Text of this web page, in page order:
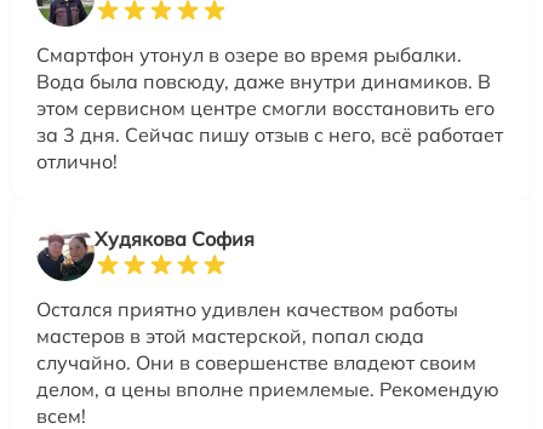
Смартфон утонул в озере во время рыбалки.
Вода была повсюду, даже внутри динамиков. В
этом сервисном центре смогли восстановить его
за 3 дня. Сейчас пишу отзыв с него, всё работает
отлично!
Худякова София
Остался приятно удивлен качеством работы
мастеров в этой мастерской, попал сюда
случайно. Они в совершенстве владеют своим
делом, а цены вполне приемлемые. Рекомендую
всем!